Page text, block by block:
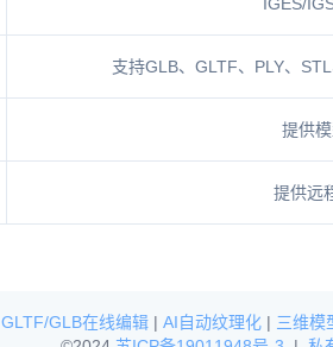
支持GLB、GLTF、PLY、
提供
提供远
GLTF/GLB在线编辑 | AI自动纹理化 | 三维模